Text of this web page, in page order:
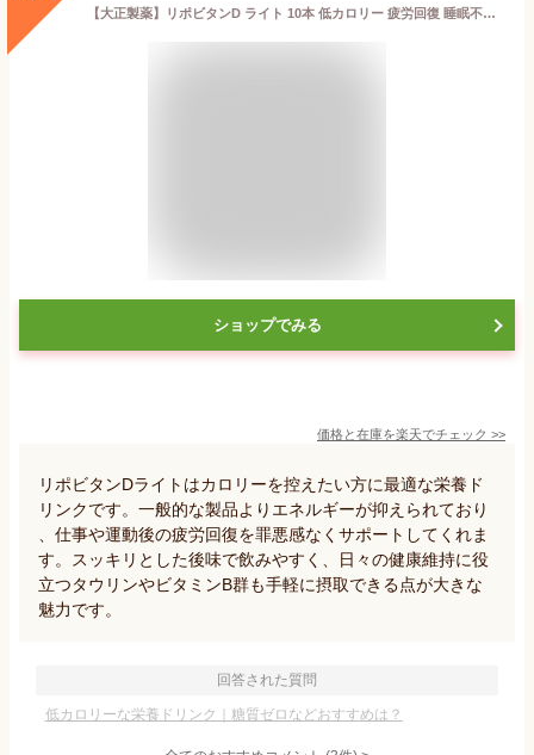
【大正製薬】リポビタンD ライト 10本 低カロリー 疲労回復 睡眠不足 栄養ドリンク 栄養剤 タウリン 指定医薬部外品 リポビタン
ショップでみる
価格と在庫を楽天でチェック >>
リポビタンDライトはカロリーを控えたい方に最適な栄養ド
リンクです。一般的な製品よりエネルギーが抑えられており
、仕事や運動後の疲労回復を罪悪感なくサポートしてくれま
す。スッキリとした後味で飲みやすく、日々の健康維持に役
立つタウリンやビタミンB群も手軽に摂取できる点が大きな
魅力です。
回答された質問
低カロリーな栄養ドリンク｜糖質ゼロなどおすすめは？